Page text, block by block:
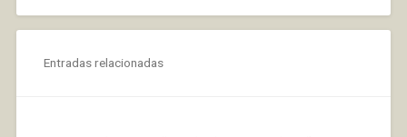
Entradas relacionadas